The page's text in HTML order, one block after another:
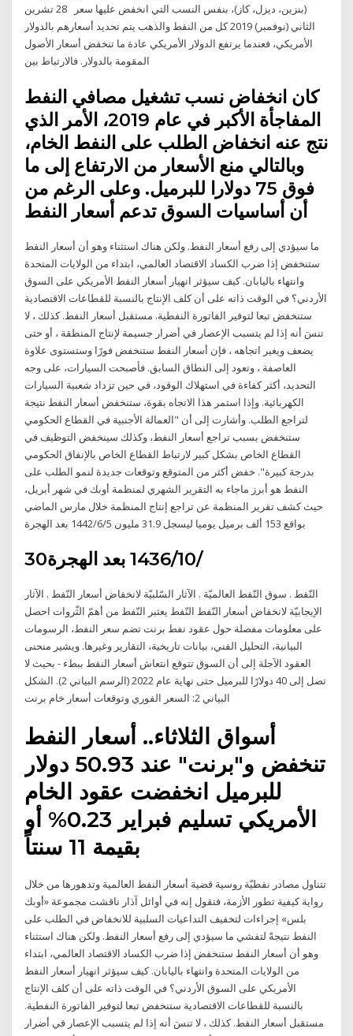
(بنزين، ديزل، كاز)، بنفس النسب التي انخفض عليها سعر 28 تشرين
الثاني (نوفمبر) 2019 كل من النفط والذهب يتم تحديد أسعارهم بالدولار
الأمريكي، فعندما يرتفع الدولار الأمريكي عادة ما تنخفض أسعار الأصول
كان انخفاض نسب تشغيل مصافي النفط
المفاجأة الأكبر في عام 2019، الأمر الذي
نتج عنه انخفاض الطلب على النفط الخام،
وبالتالي منع الأسعار من الارتفاع إلى ما
فوق 75 دولارا للبرميل. وعلى الرغم من
أن أساسيات السوق تدعم أسعار النفط
ما سيؤدي إلى رفع أسعار النفط. ولكن هناك استثناء وهو أن أسعار النفط
ستنخفض إذا ضرب الكساد الاقتصاد العالمي، ابتداء من الولايات المتحدة
وانتهاء باليابان. كيف سيؤثر انهيار أسعار النفط الأمريكي على السوق
الأردني؟ في الوقت ذاته على أن كلف الإنتاج بالنسبة للقطاعات الاقتصادية
ستنخفض تبعا لتوفير الفاتورة النفطية. مستقبل أسعار النفط. كذلك ، لا
تنسَ أنه إذا لم يتسبب الإعصار في أضرار جسيمة لإنتاج المنطقة ، أو حتى
يضعف ويغير اتجاهه ، فإن أسعار النفط ستنخفض فورًا وستستوى علاوة
العاصفة ، وتعود إلى النطاق السابق. فأصبحت السيارات، على وجه
التحديد، أكثر كفاءة في استهلاك الوقود، في حين تزداد شعبية السيارات
الكهربائية. وإذا استمر هذا الاتجاه بقوة، ستنخفض أسعار النفط نتيجة
لتراجع الطلب. وأشارت إلى أن "العمالة الأجنبية في القطاع الحكومي
ستنخفض بسبب تراجع أسعار النفط، وكذلك سينخفض التوظيف في
القطاع الخاص بشكل كبير لارتباط القطاع الخاص بالإنفاق الحكومي
بدرجة كبيرة". خفض أكثر من المتوقع وتوقعات جديدة لنمو الطلب على
النفط هو أبرز ماجاء به التقرير الشهري لمنظمة أوبك في شهر أبريل،
حيث كشف تقرير المنظمة عن تراجع إنتاج المنظمة خلال مارس الماضي
بواقع 153 ألف برميل يوميا ليسجل 31.9 مليون 5‏‏/6‏‏/1442 بعد الهجرة
30‏‏/10‏‏/1436 بعد الهجرة
النّفط . سوق النّفط العالميّة . الآثار السّلبيّة لانخفاض أسعار النّفط . الآثار
الإيجابيّة لانخفاض أسعار النّفط النّفط يعتبر النّفط من أهمّ الثّروات احصل
على معلومات مفصلة حول عقود نفط برنت تضم سعر النفط، الرسومات
البيانية، التحليل الفني، بيانات تاريخية، التقارير وغيرها. ويشير منحنى
العقود الآجلة إلى أن السوق تتوقع انتعاش أسعار النفط ببطء - بحيث لا
تصل إلى 40 دولارًا للبرميل حتى نهاية عام 2022 (الرسم البياني 2). الشكل
البياني 2: السعر الفوري وتوقعات أسعار خام برنت
أسواق الثلاثاء.. أسعار النفط
تنخفض و"برنت" عند 50.93 دولار
للبرميل انخفضت عقود الخام
الأمريكي تسليم فبراير 0.23% أو
بقيمة 11 سنتاً
تتناول مصادر نفطيّة روسية قضية أسعار النفط العالمية وتدهورها من خلال
رواية كيفية تطور الأزمة، فتقول إنه في أوائل آذار ناقشت مجموعة «أوبك
بلس» إجراءات لتخفيف التداعيات السلبية للانخفاض في الطلب على
النفط نتيجةً لتفشي ما سيؤدي إلى رفع أسعار النفط. ولكن هناك استثناء
وهو أن أسعار النفط ستنخفض إذا ضرب الكساد الاقتصاد العالمي، ابتداء
من الولايات المتحدة وانتهاء باليابان. كيف سيؤثر انهيار أسعار النفط
الأمريكي على السوق الأردني؟ في الوقت ذاته على أن كلف الإنتاج
بالنسبة للقطاعات الاقتصادية ستنخفض تبعا لتوفير الفاتورة النفطية.
مستقبل أسعار النفط. كذلك ، لا تنسَ أنه إذا لم يتسبب الإعصار في أضرار